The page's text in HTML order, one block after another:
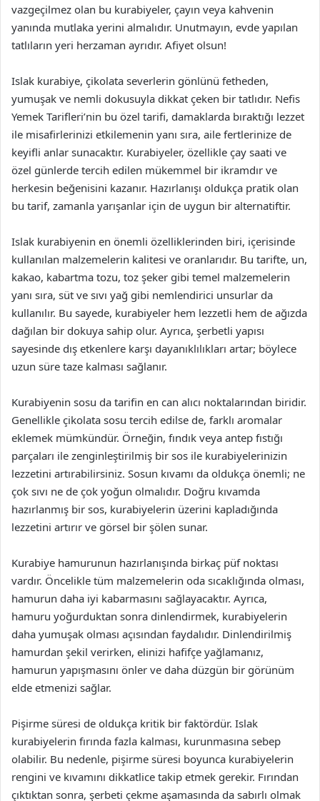
vazgeçilmez olan bu kurabiyeler, çayın veya kahvenin
yanında mutlaka yerini almalıdır. Unutmayın, evde yapılan
tatlıların yeri herzaman ayrıdır. Afiyet olsun!
Islak kurabiye, çikolata severlerin gönlünü fetheden,
yumuşak ve nemli dokusuyla dikkat çeken bir tatlıdır. Nefis
Yemek Tarifleri’nin bu özel tarifi, damaklarda bıraktığı lezzet
ile misafirlerinizi etkilemenin yanı sıra, aile fertlerinize de
keyifli anlar sunacaktır. Kurabiyeler, özellikle çay saati ve
özel günlerde tercih edilen mükemmel bir ikramdır ve
herkesin beğenisini kazanır. Hazırlanışı oldukça pratik olan
bu tarif, zamanla yarışanlar için de uygun bir alternatiftir.
Islak kurabiyenin en önemli özelliklerinden biri, içerisinde
kullanılan malzemelerin kalitesi ve oranlarıdır. Bu tarifte, un,
kakao, kabartma tozu, toz şeker gibi temel malzemelerin
yanı sıra, süt ve sıvı yağ gibi nemlendirici unsurlar da
kullanılır. Bu sayede, kurabiyeler hem lezzetli hem de ağızda
dağılan bir dokuya sahip olur. Ayrıca, şerbetli yapısı
sayesinde dış etkenlere karşı dayanıklılıkları artar; böylece
uzun süre taze kalması sağlanır.
Kurabiyenin sosu da tarifin en can alıcı noktalarından biridir.
Genellikle çikolata sosu tercih edilse de, farklı aromalar
eklemek mümkündür. Örneğin, fındık veya antep fıstığı
parçaları ile zenginleştirilmiş bir sos ile kurabiyelerinizin
lezzetini artırabilirsiniz. Sosun kıvamı da oldukça önemli; ne
çok sıvı ne de çok yoğun olmalıdır. Doğru kıvamda
hazırlanmış bir sos, kurabiyelerin üzerini kapladığında
lezzetini artırır ve görsel bir şölen sunar.
Kurabiye hamurunun hazırlanışında birkaç püf noktası
vardır. Öncelikle tüm malzemelerin oda sıcaklığında olması,
hamurun daha iyi kabarmasını sağlayacaktır. Ayrıca,
hamuru yoğurduktan sonra dinlendirmek, kurabiyelerin
daha yumuşak olması açısından faydalıdır. Dinlendirilmiş
hamurdan şekil verirken, elinizi hafifçe yağlamanız,
hamurun yapışmasını önler ve daha düzgün bir görünüm
elde etmenizi sağlar.
Pişirme süresi de oldukça kritik bir faktördür. Islak
kurabiyelerin fırında fazla kalması, kurunmasına sebep
olabilir. Bu nedenle, pişirme süresi boyunca kurabiyelerin
rengini ve kıvamını dikkatlice takip etmek gerekir. Fırından
çıktıktan sonra, şerbeti çekme aşamasında da sabırlı olmak